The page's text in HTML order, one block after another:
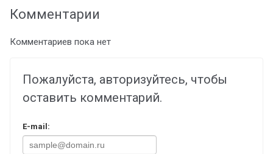
Комментарии
Комментариев пока нет
Пожалуйста, авторизуйтесь, чтобы
оставить комментарий.
E-mail: